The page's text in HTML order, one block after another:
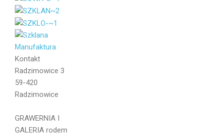
Kontakt
Radzimowice 3
59-420
Radzimowice
GRAWERNIA I
GALERIA rodem
Email
Wiadomość